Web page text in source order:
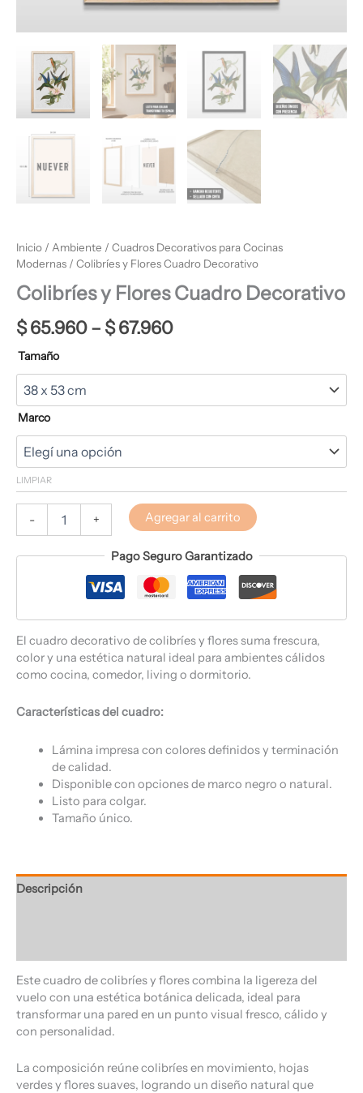
Inicio / Ambiente / Cuadros Decorativos para Cocinas
Modernas / Colibríes y Flores Cuadro Decorativo
Colibríes y Flores Cuadro Decorativo
$65.960– $67.960
Tamaño
Marco
LIMPIAR
- + Agregar al carrito
Pago Seguro Garantizado
El cuadro decorativo de colibríes y flores suma frescura,
color y una estética natural ideal para ambientes cálidos
como cocina, comedor, living o dormitorio.
Características del cuadro:
Lámina impresa con colores definidos y terminación
de calidad.
Disponible con opciones de marco negro o natural.
Listo para colgar.
Tamaño único.
Descripción
Este cuadro de colibríes y flores combina la ligereza del
vuelo con una estética botánica delicada, ideal para
transformar una pared en un punto visual fresco, cálido y
con personalidad.
La composición reúne colibríes en movimiento, hojas
verdes y flores suaves, logrando un diseño natural que